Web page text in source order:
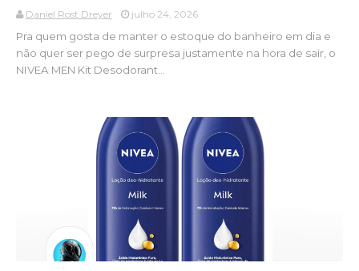
Daniel Rost Dreyer julho 24, 2026
Pra quem gosta de manter o estoque do banheiro em dia e
não quer ser pego de surpresa justamente na hora de sair, o
NIVEA MEN Kit Desodorant...